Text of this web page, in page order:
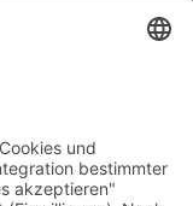
Italien
401